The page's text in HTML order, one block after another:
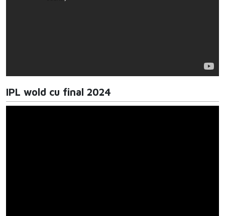
IPL wold cu final 2024